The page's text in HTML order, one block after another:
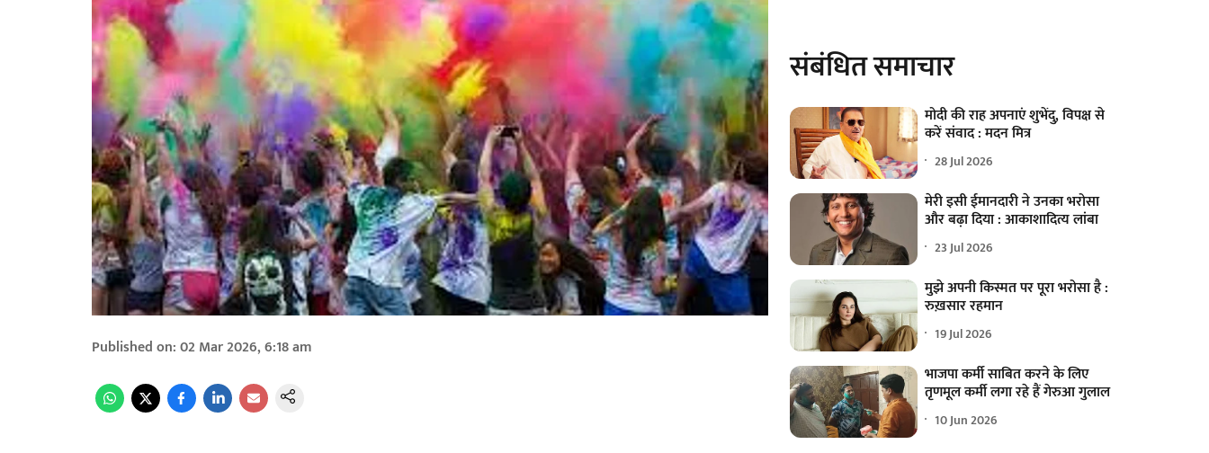
Published on:02 Mar 2026, 6:18 am
संबंधित समाचार
मोदी की राह अपनाएं शुभेंदु, विपक्ष से
करें संवाद : मदन मित्र
28 Jul 2026
मेरी इसी ईमानदारी ने उनका भरोसा
और बढ़ा दिया : आकाशादित्य लांबा
23 Jul 2026
मुझे अपनी किस्मत पर पूरा भरोसा है :
रुख़सार रहमान
19 Jul 2026
भाजपा कर्मी साबित करने के लिए
तृणमूल कर्मी लगा रहे हैं गेरुआ गुलाल
10 Jun 2026